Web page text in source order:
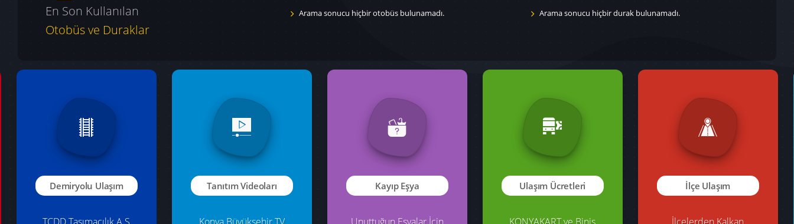
En Son Kullanılan
Otobüs ve Duraklar
Arama sonucu hiçbir otobüs bulunamadı. Arama sonucu hiçbir durak bulunamadı.
Kayıp Eşya
Unuttuğun Eşyalar İçin
Ulaşım Ücretleri
KONYAKART ve Biniş
İlçe Ulaşım
İlçelerden Kalkan
Ulaşım Kuralları ve
SÜMER
Toplu Ulaşım Filomuz
Toplu Ulaşımdaki